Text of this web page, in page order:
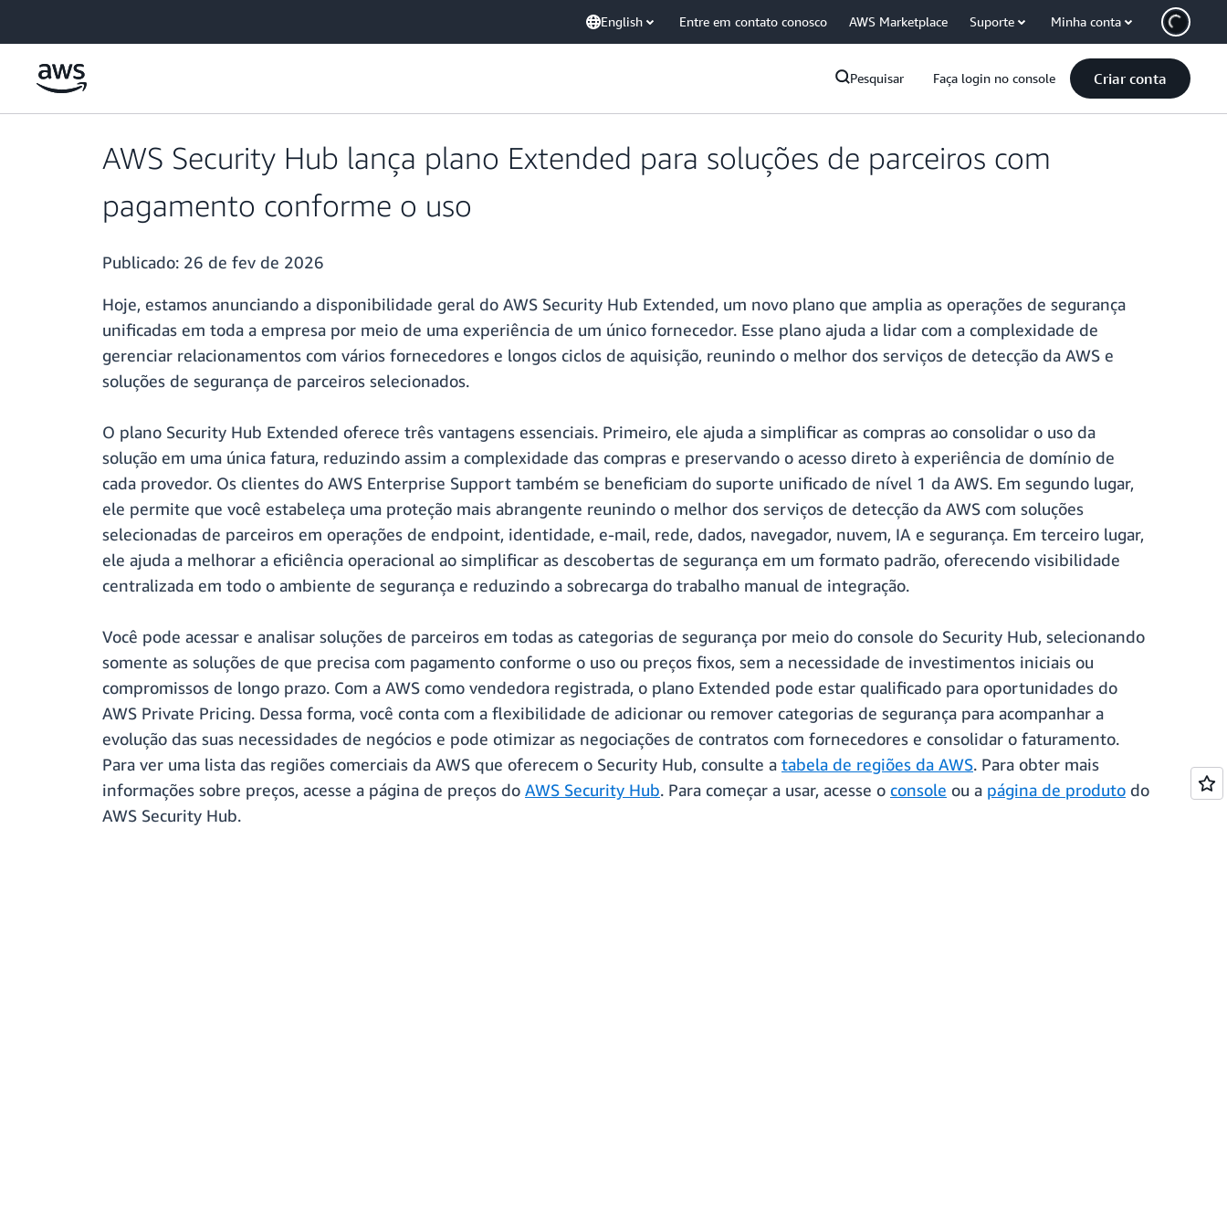
English Entre em contato conosco AWS Marketplace Suporte Minha conta
Pesquisar Faça login no console Criar conta
AWS Security Hub lança plano Extended para soluções de parceiros com
pagamento conforme o uso
Publicado: 26 de fev de 2026
Hoje, estamos anunciando a disponibilidade geral do AWS Security Hub Extended, um novo plano que amplia as operações de segurança
unificadas em toda a empresa por meio de uma experiência de um único fornecedor. Esse plano ajuda a lidar com a complexidade de
gerenciar relacionamentos com vários fornecedores e longos ciclos de aquisição, reunindo o melhor dos serviços de detecção da AWS e
soluções de segurança de parceiros selecionados.
O plano Security Hub Extended oferece três vantagens essenciais. Primeiro, ele ajuda a simplificar as compras ao consolidar o uso da
solução em uma única fatura, reduzindo assim a complexidade das compras e preservando o acesso direto à experiência de domínio de
cada provedor. Os clientes do AWS Enterprise Support também se beneficiam do suporte unificado de nível 1 da AWS. Em segundo lugar,
ele permite que você estabeleça uma proteção mais abrangente reunindo o melhor dos serviços de detecção da AWS com soluções
selecionadas de parceiros em operações de endpoint, identidade, e-mail, rede, dados, navegador, nuvem, IA e segurança. Em terceiro lugar,
ele ajuda a melhorar a eficiência operacional ao simplificar as descobertas de segurança em um formato padrão, oferecendo visibilidade
centralizada em todo o ambiente de segurança e reduzindo a sobrecarga do trabalho manual de integração.
Você pode acessar e analisar soluções de parceiros em todas as categorias de segurança por meio do console do Security Hub, selecionando
somente as soluções de que precisa com pagamento conforme o uso ou preços fixos, sem a necessidade de investimentos iniciais ou
compromissos de longo prazo. Com a AWS como vendedora registrada, o plano Extended pode estar qualificado para oportunidades do
AWS Private Pricing. Dessa forma, você conta com a flexibilidade de adicionar ou remover categorias de segurança para acompanhar a
evolução das suas necessidades de negócios e pode otimizar as negociações de contratos com fornecedores e consolidar o faturamento.
Para ver uma lista das regiões comerciais da AWS que oferecem o Security Hub, consulte a tabela de regiões da AWS. Para obter mais
informações sobre preços, acesse a página de preços do AWS Security Hub. Para começar a usar, acesse o console ou a página de produto do
AWS Security Hub.